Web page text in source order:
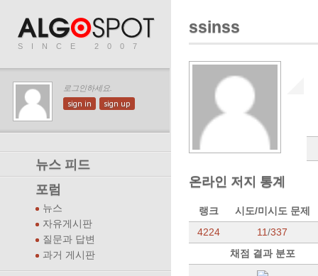
SINCE 2007
로그인하세요.
sign in sign up
뉴스 피드
포럼
뉴스
자유게시판
질문과 답변
과거 게시판
ssinss
온라인 저지 통계
랭크
시도/미시도 문제
4224
11/337
채점 결과 분포